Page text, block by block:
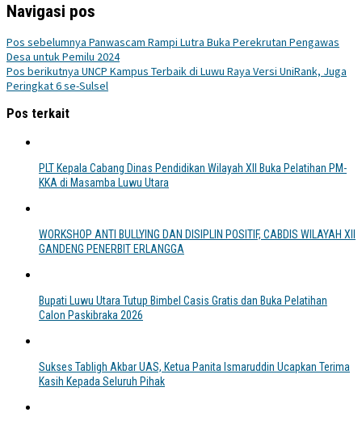
Navigasi pos
Pos sebelumnya Panwascam Rampi Lutra Buka Perekrutan Pengawas
Desa untuk Pemilu 2024
Pos berikutnya UNCP Kampus Terbaik di Luwu Raya Versi UniRank, Juga
Peringkat 6 se-Sulsel
Pos terkait
PLT Kepala Cabang Dinas Pendidikan Wilayah XII Buka Pelatihan PM-
KKA di Masamba Luwu Utara
WORKSHOP ANTI BULLYING DAN DISIPLIN POSITIF, CABDIS WILAYAH XII
GANDENG PENERBIT ERLANGGA
Bupati Luwu Utara Tutup Bimbel Casis Gratis dan Buka Pelatihan
Calon Paskibraka 2026
Sukses Tabligh Akbar UAS, Ketua Panita Ismaruddin Ucapkan Terima
Kasih Kepada Seluruh Pihak